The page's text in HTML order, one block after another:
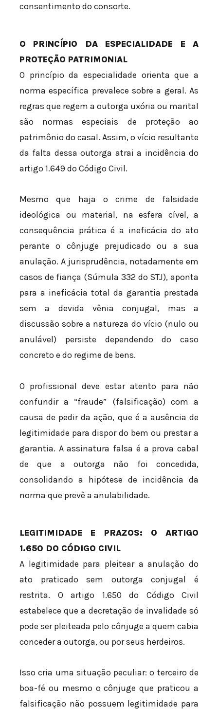
consentimento do consorte.
O PRINCÍPIO DA ESPECIALIDADE E A
PROTEÇÃO PATRIMONIAL
O princípio da especialidade orienta que a
norma específica prevalece sobre a geral. As
regras que regem a outorga uxória ou marital
são normas especiais de proteção ao
patrimônio do casal. Assim, o vício resultante
da falta dessa outorga atrai a incidência do
artigo 1.649 do Código Civil.
Mesmo que haja o crime de falsidade
ideológica ou material, na esfera cível, a
consequência prática é a ineficácia do ato
perante o cônjuge prejudicado ou a sua
anulação. A jurisprudência, notadamente em
casos de fiança (Súmula 332 do STJ), aponta
para a ineficácia total da garantia prestada
sem a devida vênia conjugal, mas a
discussão sobre a natureza do vício (nulo ou
anulável) persiste dependendo do caso
concreto e do regime de bens.
O profissional deve estar atento para não
confundir a “fraude” (falsificação) com a
causa de pedir da ação, que é a ausência de
legitimidade para dispor do bem ou prestar a
garantia. A assinatura falsa é a prova cabal
de que a outorga não foi concedida,
consolidando a hipótese de incidência da
norma que prevê a anulabilidade.
LEGITIMIDADE E PRAZOS: O ARTIGO
1.650 DO CÓDIGO CIVIL
A legitimidade para pleitear a anulação do
ato praticado sem outorga conjugal é
restrita. O artigo 1.650 do Código Civil
estabelece que a decretação de invalidade só
pode ser pleiteada pelo cônjuge a quem cabia
conceder a outorga, ou por seus herdeiros.
Isso cria uma situação peculiar: o terceiro de
boa-fé ou mesmo o cônjuge que praticou a
falsificação não possuem legitimidade para